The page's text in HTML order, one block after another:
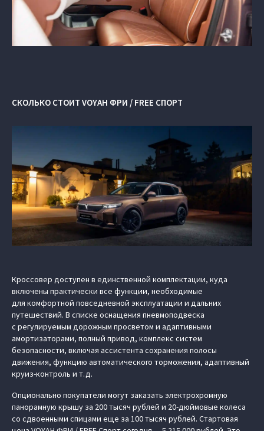
СКОЛЬКО СТОИТ VOYAH ФРИ / FREE СПОРТ
Кроссовер доступен в единственной комплектации, куда
включены практически все функции, необходимые
для комфортной повседневной эксплуатации и дальних
путешествий. В списке оснащения пневмоподвеска
с регулируемым дорожным просветом и адаптивными
амортизаторами, полный привод, комплекс систем
безопасности, включая ассистента сохранения полосы
движения, функцию автоматического торможения, адаптивный
круиз-контроль и т.д.
Опционально покупатели могут заказать электрохромную
панорамную крышу за 200 тысяч рублей и 20-дюймовые колеса
со сдвоенными спицами еще за 100 тысяч рублей. Стартовая